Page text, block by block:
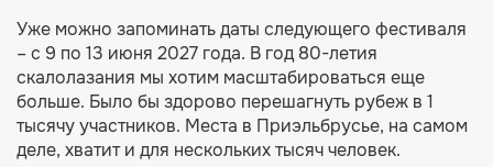
Уже можно запоминать даты следующего фестиваля
– с 9 по 13 июня 2027 года. В год 80-летия
скалолазания мы хотим масштабироваться еще
больше. Было бы здорово перешагнуть рубеж в 1
тысячу участников. Места в Приэльбрусье, на самом
деле, хватит и для нескольких тысяч человек.